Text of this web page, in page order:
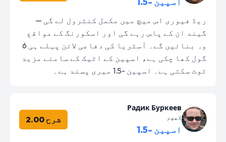
ریڈ فیوری اس میچ میں مکمل کنٹرول لے گی —
گیند ان کے پاس رہے گی اور اسکورنگ کے مواقع
وہ بنائیں گے۔ آسٹریا کی دفاعی لائن پہلے ہی 6
گول کھا چکی ہے، اسپین کے اٹیک کے سامنے مزید
ٹوٹ سکتی ہے۔ اسپین -1.5 میری پسند ہے۔
Радик Буркеев
کیپر
اسپین -1.5
شرح 2.00